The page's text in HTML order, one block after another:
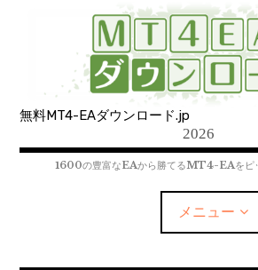
無料MT4-EAダウンロード.jp
2026
1600の豊富なEAから勝てるMT4-EAをピ
メニュー